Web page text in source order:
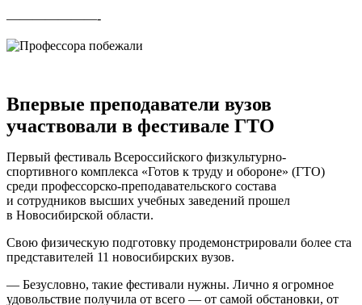
———————-
Впервые преподаватели вузов
участвовали в фестивале ГТО
Первый фестиваль Всероссийского физкультурно-
спортивного комплекса «Готов к труду и обороне» (ГТО)
среди профессорско-преподавательского состава
и сотрудников высших учебных заведений прошел
в Новосибирской области.
Свою физическую подготовку продемонстрировали более ста
представителей 11 новосибирских вузов.
— Безусловно, такие фестивали нужны. Лично я огромное
удовольствие получила от всего — от самой обстановки, от